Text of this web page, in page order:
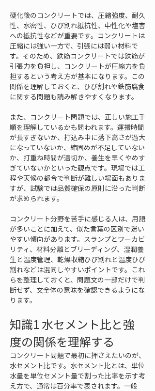
硬化後のコンクリートでは、圧縮強度、耐久
性、水密性、ひび割れ抵抗性、中性化や塩害
への抵抗性などが重要です。コンクリートは
圧縮には強い一方で、引張には弱い材料で
す。そのため、鉄筋コンクリートでは鉄筋が
引張力を負担し、コンクリートが圧縮力を負
担するという考え方が基本になります。この
関係を理解しておくと、ひび割れや鉄筋腐食
に関する問題も読み解きやすくなります。
また、コンクリート問題では、正しい施工手
順を理解しているかも問われます。運搬時間
が長すぎないか、打込み中に落下高さが過大
になっていないか、締固めが不足していない
か、打重ね時間が適切か、養生を早くやめす
ぎていないかといった観点です。現場では工
程や天候の都合で判断が難しい場面もありま
すが、試験では品質確保の原則に沿った判断
が求められます。
コンクリート分野を苦手に感じる人は、用語
が多いことに加えて、似た言葉の区別で迷い
やすい傾向があります。スランプとワーカビ
リティ、材料分離とブリーディング、湿潤養
生と温度管理、乾燥収縮ひび割れと温度ひび
割れなどは混同しやすいポイントです。これ
らを整理しておくと、問題文の一部だけで判
断せず、文全体の意味を確認できるようにな
ります。
知識1 水セメント比と強
度の関係を理解する
コンクリート問題で最初に押さえたいのが、
水セメント比です。水セメント比とは、単位
水量を単位セメント量で割った比率を示す考
え方で、通常は百分率で表されます。一般